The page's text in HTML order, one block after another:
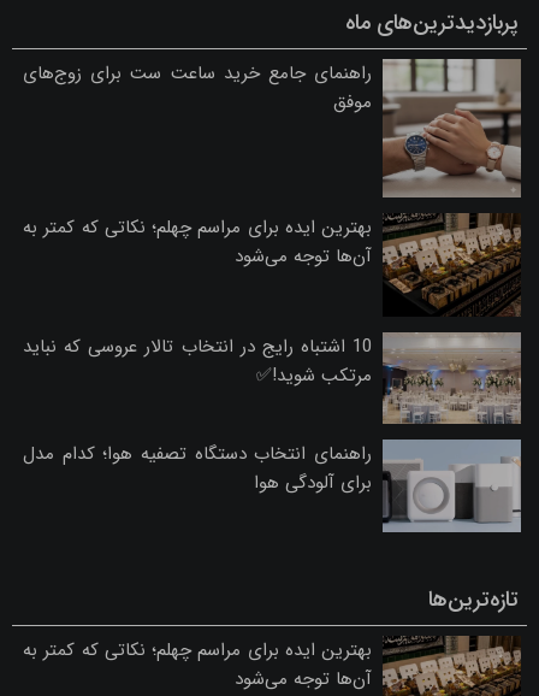
پربازدیدترین‌های ماه
راهنمای جامع خرید ساعت ست برای زوج‌های
موفق
بهترین ایده برای مراسم چهلم؛ نکاتی که کمتر به
آن‌ها توجه می‌شود
10 اشتباه رایج در انتخاب تالار عروسی که نباید
مرتکب شوید!✅
راهنمای انتخاب دستگاه تصفیه هوا؛ کدام مدل
برای آلودگی هوا
تازه‌ترین‌ها
بهترین ایده برای مراسم چهلم؛ نکاتی که کمتر به
آن‌ها توجه می‌شود